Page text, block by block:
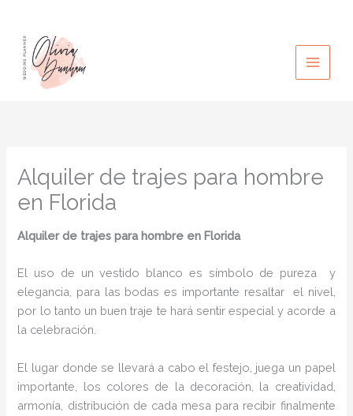
contenido
Alquiler de trajes para hombre
en Florida
Alquiler de trajes para hombre en Florida
El uso de un vestido blanco es símbolo de pureza y
elegancia, para las bodas es importante resaltar el nivel,
por lo tanto un buen traje te hará sentir especial y acorde a
la celebración.
El lugar donde se llevará a cabo el festejo, juega un papel
importante, los colores de la decoración, la creatividad,
armonía, distribución de cada mesa para recibir finalmente